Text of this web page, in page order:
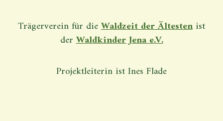
Trägerverein für dieWaldzeit der Ältesten ist
derWaldkinder Jena e.V.
Projektleiterin ist Ines Flade